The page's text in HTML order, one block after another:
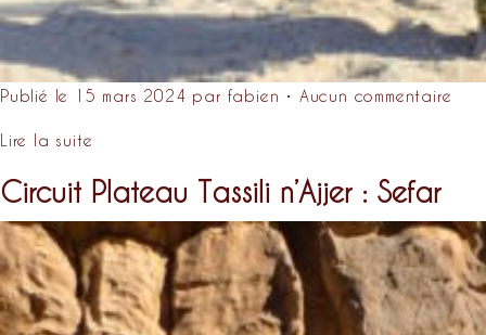
Publié le 15 mars 2024 par fabien • Aucun commentaire
Lire la suite
Circuit Plateau Tassili n’Ajjer : Sefar